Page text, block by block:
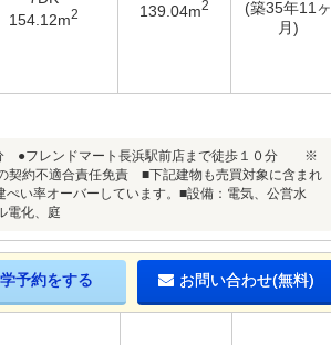
154.12m2 139.04m2
(築35年11ヶ
月)
●フレンドマート長浜駅前店まで徒歩１０分 ※
約不適合責任免責 ■下記建物も売買対象に含まれ
率オーバーしています。■設備：電気、公営水
電化、庭
予約をする お問い合わせ(無料)